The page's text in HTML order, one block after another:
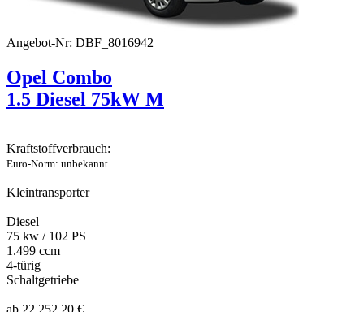
Angebot-Nr: DBF_8016942
Opel Combo
1.5 Diesel 75kW M
Kraftstoffverbrauch:
Euro-Norm: unbekannt
Kleintransporter
Diesel
75 kw / 102 PS
1.499 ccm
4-türig
Schaltgetriebe
ab 22.252,20 €